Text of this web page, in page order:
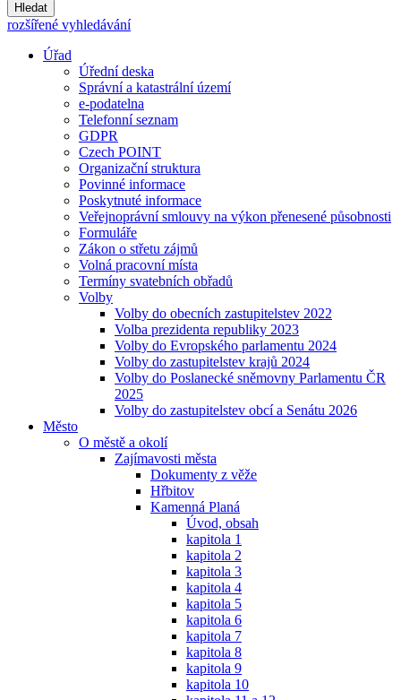
Hledat
rozšířené vyhledávání
Úřad
Úřední deska
Správní a katastrální území
e-podatelna
Telefonní seznam
GDPR
Czech POINT
Organizační struktura
Povinné informace
Poskytnuté informace
Veřejnoprávní smlouvy na výkon přenesené působnosti
Formuláře
Zákon o střetu zájmů
Volná pracovní místa
Termíny svatebních obřadů
Volby
Volby do obecních zastupitelstev 2022
Volba prezidenta republiky 2023
Volby do Evropského parlamentu 2024
Volby do zastupitelstev krajů 2024
Volby do Poslanecké sněmovny Parlamentu ČR
2025
Volby do zastupitelstev obcí a Senátu 2026
Město
O městě a okolí
Zajímavosti města
Dokumenty z věže
Hřbitov
Kamenná Planá
Úvod, obsah
kapitola 1
kapitola 2
kapitola 3
kapitola 4
kapitola 5
kapitola 6
kapitola 7
kapitola 8
kapitola 9
kapitola 10